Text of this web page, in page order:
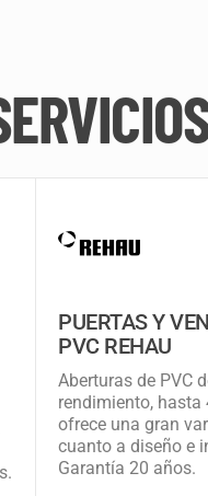
PUERTAS Y
PVC REHAU
Aberturas de PVC
rendimiento, hasta
ofrece una gran
cuanto a diseño e
Garantía 20 años.